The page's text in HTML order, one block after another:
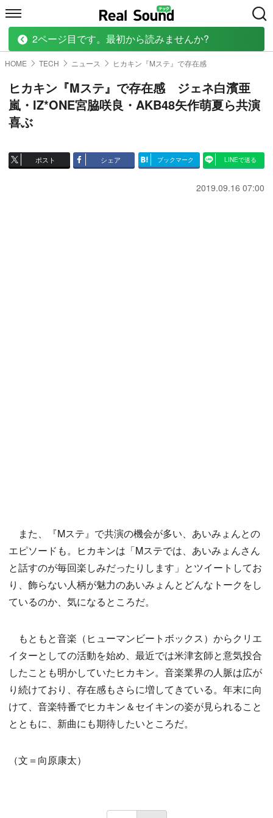
HOME MUSIC MOVIE TECH
HOME TECH ニュース ヒカキン『Mステ』で存在感
ヒカキン『Mステ』で存在感 ジェネ白濱亜
嵐・IZ*ONE宮脇咲良・AKB48矢作萌夏ら共演
喜ぶ
ポスト シェア ブックマーク LINEで送る
2019.09.16 07:00
また、『Mステ』で共演の機会が多い、あいみょんとの
エピソードも。ヒカキンは「Mステでは、あいみょんさん
と話すのが毎回楽しみだったりします」とツイートしてお
り、飾らない人柄が魅力のあいみょんとどんなトークをし
ているのか、気になるところだ。
もともと音楽（ヒューマンビートボックス）からクリエ
イターとしての活動を始め、最近では米津玄師と意気投合
したことも明かしていたヒカキン。音楽業界の人脈は広が
り続けており、存在感もさらに増してきている。年末に向
けて、音楽特番でヒカキン＆セイキンの姿が見られること
とともに、新曲にも期待したいところだ。
（文＝向原康太）
2ページ目です。最初から読みませんか?